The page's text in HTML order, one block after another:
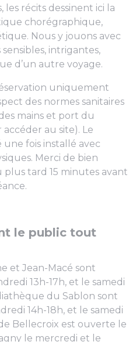
les récits dessinent ici la
chorégraphique,
Nous y jouons avec
sensibles, intrigantes,
d’un autre voyage.
uniquement
des normes sanitaires
mains et port du
au site). Le
fois installé avec
Merci de bien
tard 15 minutes avant
le public tout
et Jean-Macé sont
13h-17h, et le samedi
du Sablon sont
14h-18h, et le samedi
Bellecroix est ouverte le
le mercredi et le